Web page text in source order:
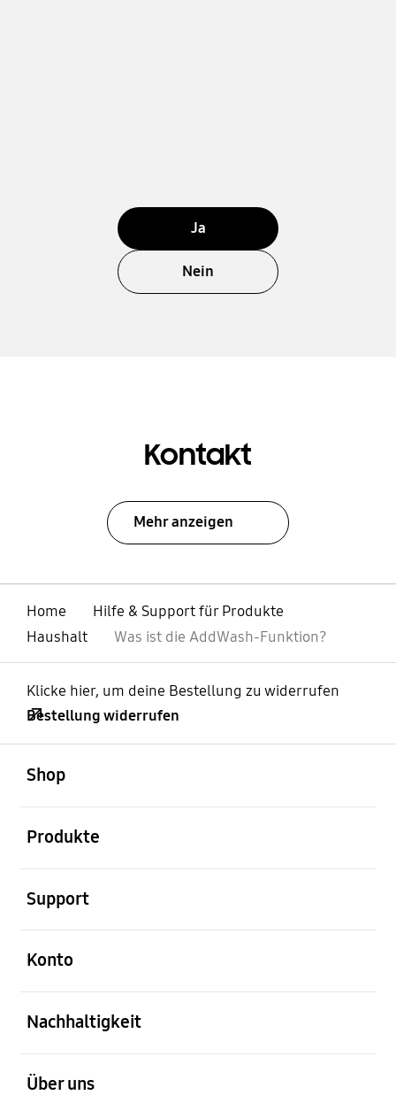
Ja
Nein
Kontakt
Mehr anzeigen
Home
Hilfe & Support für Produkte
Haushalt
Was ist die AddWash-Funktion?
Klicke hier, um deine Bestellung zu widerrufen
Bestellung widerrufen
Shop
Produkte
Support
Konto
Nachhaltigkeit
Über uns